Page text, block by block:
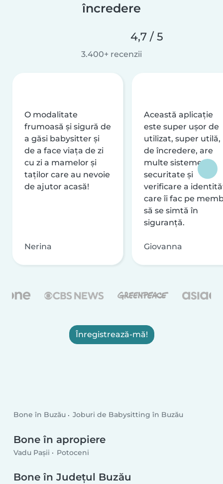
încredere
4,7 / 5
3.400+ recenzii
O modalitate
frumoasă și sigură de
a găsi babysitter și
de a face viața de zi
cu zi a mamelor și
taților care au nevoie
de ajutor acasă!
Nerina
Această aplicație
este super ușor de
utilizat, super utilă,
de încredere, are
multe sisteme de
securitate și
verificare a
care îi fac pe
să se simtă în
siguranță.
Giovanna
Înregistrează-mă!
Bone în Buzău Joburi de Babysitting în Buzău
Bone în apropiere
Vadu Paşii Potoceni
Bone în Județul Buzău